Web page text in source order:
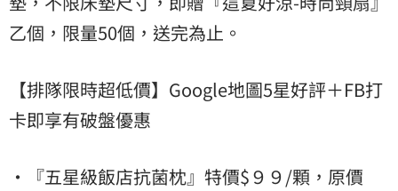
乙個，限量50個，送完為止。
【排隊限時超低價】Google地圖5星好評＋FB打
卡即享有破盤優惠
·『五星級飯店抗菌枕』特價$９９/顆，原價